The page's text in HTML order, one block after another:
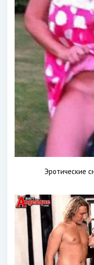
Эротические